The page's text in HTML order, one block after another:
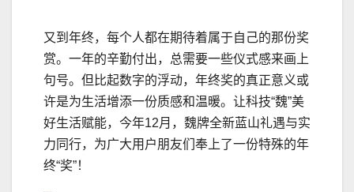
又到年终，每个人都在期待着属于自己的那份奖
赏。一年的辛勤付出，总需要一些仪式感来画上
句号。但比起数字的浮动，年终奖的真正意义或
许是为生活增添一份质感和温暖。让科技“魏”美
好生活赋能，今年12月，魏牌全新蓝山礼遇与实
力同行，为广大用户朋友们奉上了一份特殊的年
终“奖”！